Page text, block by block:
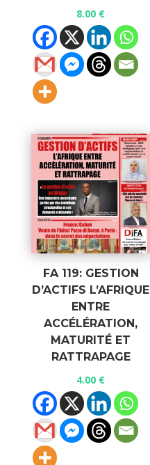
8.00 €
FA 119: GESTION
D’ACTIFS L’AFRIQUE
ENTRE
ACCÉLÉRATION,
MATURITÉ ET
RATTRAPAGE
4.00 €